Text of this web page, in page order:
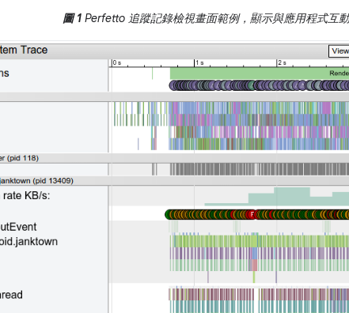
圖 1 Perfetto 追蹤記錄檢視畫面範例，顯示與應用程式互動